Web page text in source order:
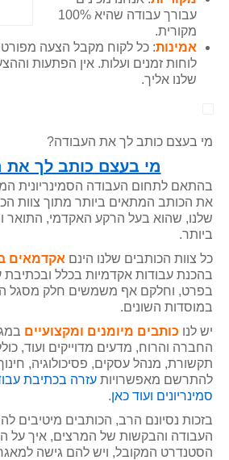
עבורך עבודה שהיא 100%
מקורית.
אמינות: כל לקוח מקבל הצעה
לוחות זמנים ועלות. אין הפתעות
שלנו אליך.
מי בעצם כותב לך את העבודה?
מי בעצם כותב לך את
בהתאם לתחום העבודה הסמינריונית
את הכותב המתאים ביותר מתוך צוות
שלנו, שהוא בעל הרקע האקדמי, התואר
ביותר.
כל צוות הכותבים שלנו הינם אקדמאים
בהכנת עבודות אקדמיות בכלל ובכתיבת
בפרט, וחלקם אף משמשים חלק מסגל
במוסדות השונים.
יש לנו כותבים מיומנים ומקצועיים
החברה והרוח, מדעים מדוייקים ועוד,
תקשורת, מנהל עסקים, פסיכולוגיה,
להתרשם מאפשרויות עזרה בכתיבת
סמינריונים ועוד כאן.
בזכות נסיונם הרב, הכותבים מיטיבים
העבודה והבקשות של המרצים, איך על
הסטנדרט המקובל, ויש להם גישה